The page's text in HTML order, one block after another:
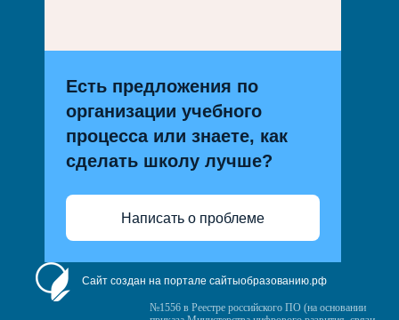
Есть предложения по
организации учебного
процесса или знаете, как
сделать школу лучше?
Написать о проблеме
Сайт создан на портале сайтыобразованию.рф
№1556 в Реестре российского ПО (на основании